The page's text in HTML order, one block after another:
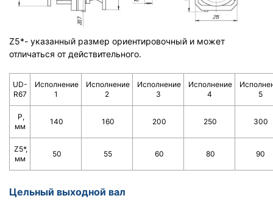
Z5*- указанный размер ориентировочный и может
отличаться от действительного.
UD-
R67
Исполнение
1
Исполнение
2
Исполнение
3
Исполнение
4
5
Р,
мм
140 160 200 250 300
Z5*,
мм
50 55 60 80 90
Цельный выходной вал